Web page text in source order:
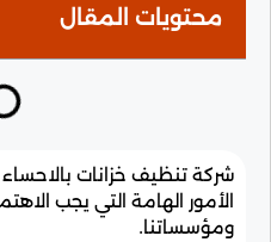
محتويات المقال
شركة تنظيف خزانات بالاحساء
الأمور الهامة التي يجب
ومؤسساتنا.